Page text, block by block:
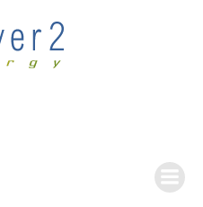
naar
de
inhoud